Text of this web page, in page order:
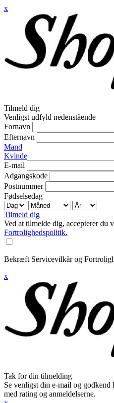
x
Tilmeld dig
Venligst udfyld nedenstående
Fornavn
Efternavn
Mand
Kvinde
E-mail
Adgangskode
Postnummer
Fødselsedag
Tilmeld dig
Ved at tilmelde dig, accepterer du
Fortrolighedspolitik.
Bekræft Servicevilkår og
x
Tak for din tilmelding
Se venligst din e-mail og
med rating og anmeldelserne.